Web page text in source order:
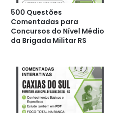
500 Questões
Comentadas para
Concursos do Nível Médio
da Brigada Militar RS